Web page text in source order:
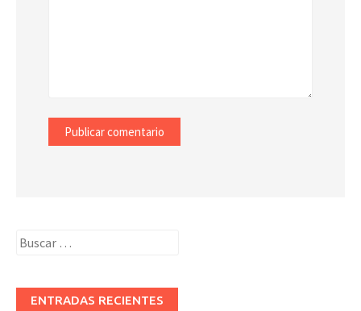
Buscar:
ENTRADAS RECIENTES